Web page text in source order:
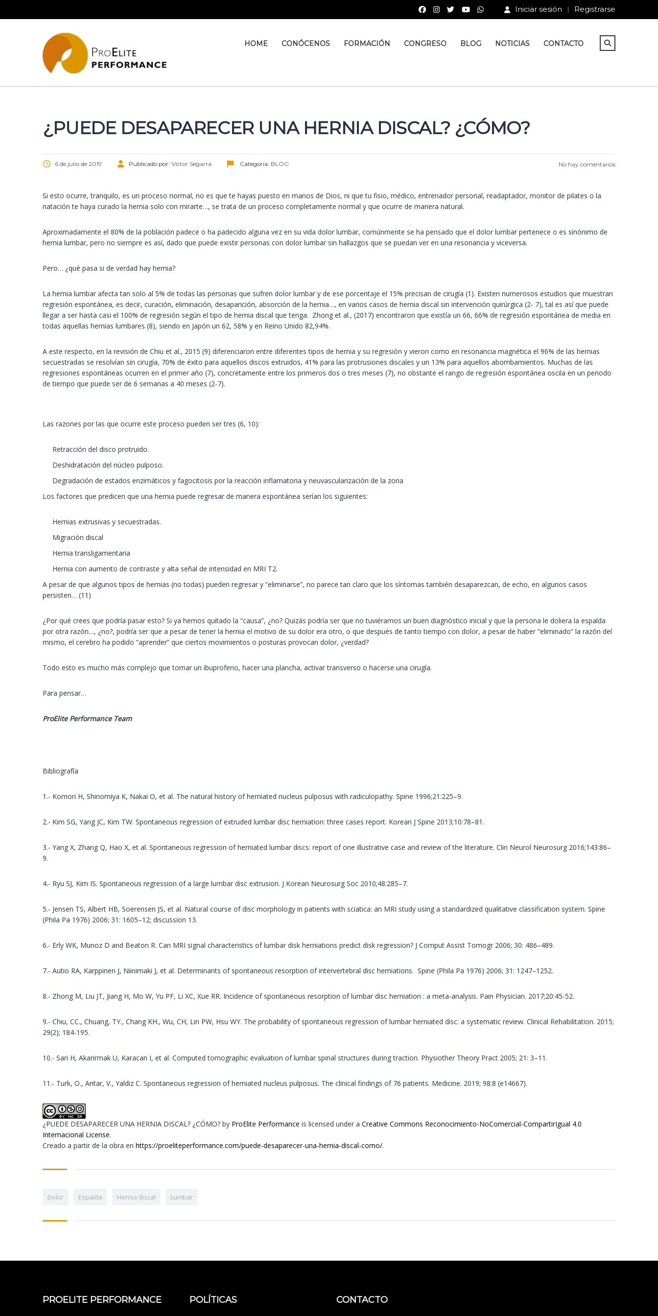
Iniciar sesión Registrarse
HOME CONÓCENOS FORMACIÓN CONGRESO BLOG NOTICIAS CONTACTO
¿PUEDE DESAPARECER UNA HERNIA DISCAL? ¿CÓMO?
6 de julio de 2019 Publicado por: Víctor Segarra Categoría: BLOG No hay comentarios
Si esto ocurre, tranquilo, es un proceso normal, no es que te hayas puesto en manos de Dios, ni que tu fisio, médico, entrenador personal, readaptador, monitor de pilates o la
natación te haya curado la hernia solo con mirarte…, se trata de un proceso completamente normal y que ocurre de manera natural.
Aproximadamente el 80% de la población padece o ha padecido alguna vez en su vida dolor lumbar, comúnmente se ha pensado que el dolor lumbar pertenece o es sinónimo de
hernia lumbar, pero no siempre es así, dado que puede existir personas con dolor lumbar sin hallazgos que se puedan ver en una resonancia y viceversa.
Pero… ¿qué pasa si de verdad hay hernia?
La hernia lumbar afecta tan solo al 5% de todas las personas que sufren dolor lumbar y de ese porcentaje el 15% precisan de cirugía (1). Existen numerosos estudios que muestran
regresión espontánea, es decir, curación, eliminación, desaparición, absorción de la hernia…, en varios casos de hernia discal sin intervención quirúrgica (2- 7), tal es así que puede
llegar a ser hasta casi el 100% de regresión según el tipo de hernia discal que tenga. Zhong et al., (2017) encontraron que existía un 66, 66% de regresión espontánea de media en
todas aquellas hernias lumbares (8), siendo en Japón un 62, 58% y en Reino Unido 82,94%.
A este respecto, en la revisión de Chiu et al., 2015 (9) diferenciaron entre diferentes tipos de hernia y su regresión y vieron como en resonancia magnética el 96% de las hernias
secuestradas se resolvían sin cirugía, 70% de éxito para aquellos discos extruidos, 41% para las protrusiones discales y un 13% para aquellos abombamientos. Muchas de las
regresiones espontáneas ocurren en el primer año (7), concretamente entre los primeros dos o tres meses (7), no obstante el rango de regresión espontánea oscila en un periodo
de tiempo que puede ser de 6 semanas a 40 meses (2-7).
Las razones por las que ocurre este proceso pueden ser tres (6, 10):
Retracción del disco protruido.
Deshidratación del núcleo pulposo.
Degradación de estados enzimáticos y fagocitosis por la reacción inflamatoria y neuvascularización de la zona
Los factores que predicen que una hernia puede regresar de manera espontánea serían los siguientes:
Hernias extrusivas y secuestradas.
Migración discal
Hernia transligamentaria
Hernia con aumento de contraste y alta señal de intensidad en MRI T2.
A pesar de que algunos tipos de hernias (no todas) pueden regresar y “eliminarse”, no parece tan claro que los síntomas también desaparezcan, de echo, en algunos casos
persisten… (11)
¿Por qué crees que podría pasar esto? Si ya hemos quitado la “causa”, ¿no? Quizás podría ser que no tuviéramos un buen diagnóstico inicial y que la persona le doliera la espalda
por otra razón…, ¿no?, podría ser que a pesar de tener la hernia el motivo de su dolor era otro, o que después de tanto tiempo con dolor, a pesar de haber “eliminado” la razón del
mismo, el cerebro ha podido “aprender” que ciertos movimientos o posturas provocan dolor, ¿verdad?
Todo esto es mucho más complejo que tomar un ibuprofeno, hacer una plancha, activar transverso o hacerse una cirugía.
Para pensar…
ProElite Performance Team
Bibliografía
1.- Komori H, Shinomiya K, Nakai O, et al. The natural history of herniated nucleus pulposus with radiculopathy. Spine 1996;21:225–9.
2.- Kim SG, Yang JC, Kim TW. Spontaneous regression of extruded lumbar disc herniation: three cases report. Korean J Spine 2013;10:78–81.
3.- Yang X, Zhang Q, Hao X, et al. Spontaneous regression of herniated lumbar discs: report of one illustrative case and review of the literature. Clin Neurol Neurosurg 2016;143:86–
9.
4.- Ryu SJ, Kim IS. Spontaneous regression of a large lumbar disc extrusion. J Korean Neurosurg Soc 2010;48:285–7.
5.- Jensen TS, Albert HB, Soerensen JS, et al. Natural course of disc morphology in patients with sciatica: an MRI study using a standardized qualitative classification system. Spine
(Phila Pa 1976) 2006; 31: 1605–12; discussion 13.
6.- Erly WK, Munoz D and Beaton R. Can MRI signal characteristics of lumbar disk herniations predict disk regression? J Comput Assist Tomogr 2006; 30: 486–489.
7.- Autio RA, Karppinen J, Niinimaki J, et al. Determinants of spontaneous resorption of intervertebral disc herniations. Spine (Phila Pa 1976) 2006; 31: 1247–1252.
8.- Zhong M, Liu JT, Jiang H, Mo W, Yu PF, Li XC, Xue RR. Incidence of spontaneous resorption of lumbar disc herniation : a meta-analysis. Pain Physician. 2017;20:45-52.
9.- Chiu, CC., Chuang, TY., Chang KH., Wu, CH, Lin PW, Hsu WY. The probability of spontaneous regression of lumbar herniated disc: a systematic review. Clinical Rehabilitation. 2015;
29(2); 184-195.
10.- Sari H, Akarirmak U, Karacan I, et al. Computed tomographic evaluation of lumbar spinal structures during traction. Physiother Theory Pract 2005; 21: 3–11.
11.- Turk, O., Antar, V., Yaldiz C. Spontaneous regression of herniated nucleus pulposus. The clinical findings of 76 patients. Medicine. 2019; 98:8 (e14667).
¿PUEDE DESAPARECER UNA HERNIA DISCAL? ¿CÓMO? by ProElite Performance is licensed under a Creative Commons Reconocimiento-NoComercial-CompartirIgual 4.0
Internacional License.
Creado a partir de la obra en https://proeliteperformance.com/puede-desaparecer-una-hernia-discal-como/.
Dolor Espalda Hernia discal Lumbar
PROELITE PERFORMANCE POLÍTICAS CONTACTO